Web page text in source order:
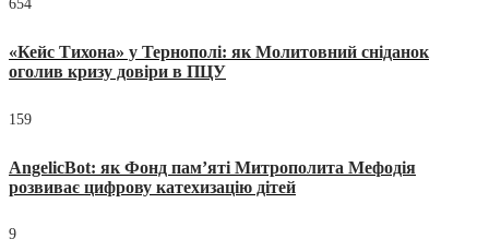
654
«Кейс Тихона» у Тернополі: як Молитовний сніданок
оголив кризу довіри в ПЦУ
159
AngelicBot: як Фонд пам’яті Митрополита Мефодія
розвиває цифрову катехизацію дітей
9